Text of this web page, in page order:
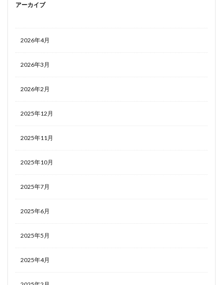
アーカイブ
2026年4月
2026年3月
2026年2月
2025年12月
2025年11月
2025年10月
2025年7月
2025年6月
2025年5月
2025年4月